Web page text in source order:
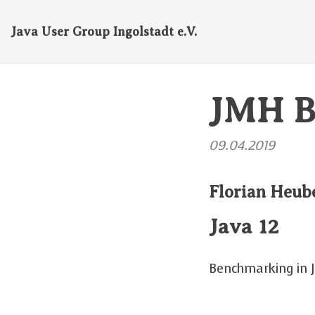
Java User Group Ingolstadt e.V.
JMH
09.04.2019
Florian
Java 12
Benchmarking in